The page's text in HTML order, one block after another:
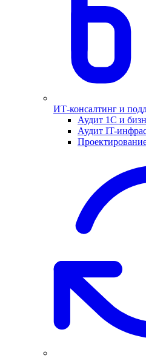
ИТ-консалтинг и
Аудит 1С и
Аудит IT-